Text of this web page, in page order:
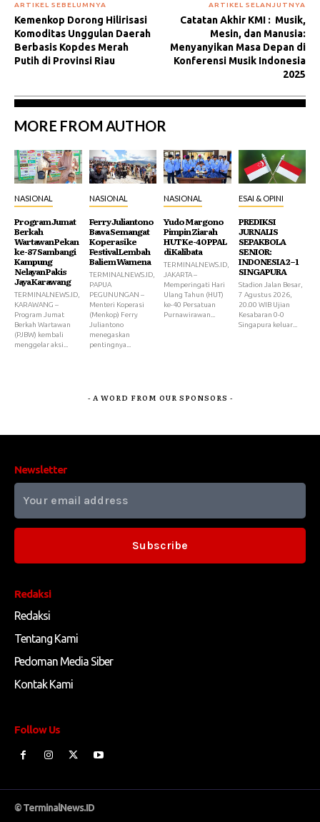
ARTIKEL SEBELUMNYA
Kemenkop Dorong Hilirisasi
Komoditas Unggulan Daerah
Berbasis Kopdes Merah
Putih di Provinsi Riau
ARTIKEL SELANJUTNYA
Catatan Akhir KMI : Musik,
Mesin, dan Manusia:
Menyanyikan Masa Depan di
Konferensi Musik Indonesia
2025
MORE FROM AUTHOR
NASIONAL
Program Jumat
Berkah
Wartawan Pekan
ke-87 Sambangi
Kampung
Nelayan Pakis
Jaya Karawang
TERMINALNEWS.ID,
KARAWANG –
Program Jumat
Berkah Wartawan
(PJBW) kembali
menggelar aksi...
NASIONAL
Ferry Juliantono
Bawa Semangat
Koperasi ke
Festival Lembah
Baliem Wamena
TERMINALNEWS.ID,
PAPUA
PEGUNUNGAN –
Menteri Koperasi
(Menkop) Ferry
Juliantono
menegaskan
pentingnya...
NASIONAL
Yudo Margono
Pimpin Ziarah
HUT Ke-40 PPAL
di Kalibata
TERMINALNEWS.ID,
JAKARTA –
Memperingati Hari
Ulang Tahun (HUT)
ke-40 Persatuan
Purnawirawan...
ESAI & OPINI
PREDIKSI
JURNALIS
SEPAKBOLA
SENIOR:
INDONESIA 2 – 1
SINGAPURA
Stadion Jalan Besar,
7 Agustus 2026,
20.00 WIB Ujian
Kesabaran 0-0
Singapura keluar...
- A WORD FROM OUR SPONSORS -
Redaksi
Redaksi
Tentang Kami
Pedoman Media Siber
Kontak Kami
Follow Us
Newsletter
Subscribe
© TerminalNews.ID